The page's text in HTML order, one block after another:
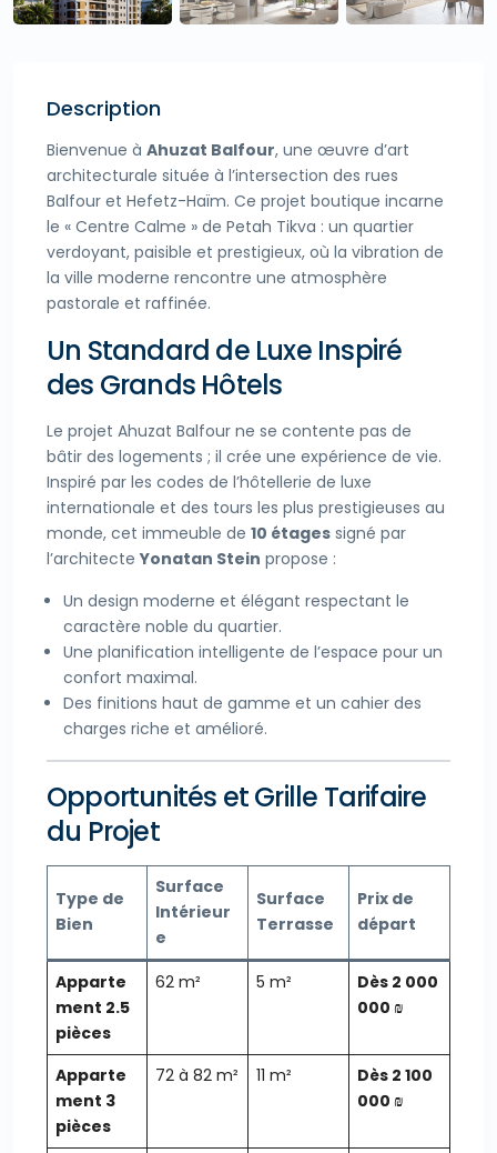
Description
Bienvenue à Ahuzat Balfour, une œuvre d’art
architecturale située à l’intersection des rues
Balfour et Hefetz-Haïm. Ce projet boutique incarne
le « Centre Calme » de Petah Tikva : un quartier
verdoyant, paisible et prestigieux, où la vibration de
la ville moderne rencontre une atmosphère
pastorale et raffinée.
Un Standard de Luxe Inspiré
des Grands Hôtels
Le projet Ahuzat Balfour ne se contente pas de
bâtir des logements ; il crée une expérience de vie.
Inspiré par les codes de l’hôtellerie de luxe
internationale et des tours les plus prestigieuses au
monde, cet immeuble de 10 étages signé par
l’architecteYonatan Stein propose :
Un design moderne et élégant respectant le
caractère noble du quartier.
Une planification intelligente de l’espace pour un
confort maximal.
Des finitions haut de gamme et un cahier des
charges riche et amélioré.
Opportunités et Grille Tarifaire
du Projet
Type de
Bien
Surface
Intérieur
e
Surface
Terrasse
Prix de
départ
Apparte
ment 2.5
pièces
62 m² 5 m²
Dès 2 000
000 ₪
Apparte
ment 3
pièces
72 à 82 m² 11 m²
Dès 2 100
000 ₪